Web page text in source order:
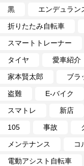
黒 エンデュラン
折りたたみ自転車
スマートトレーナー
タイヤ 愛車紹介
家本賢太郎 ブラ
盗難 E-バイク
スマトレ 新店
105 事故
メンテナンス コ
電動アシスト自転車